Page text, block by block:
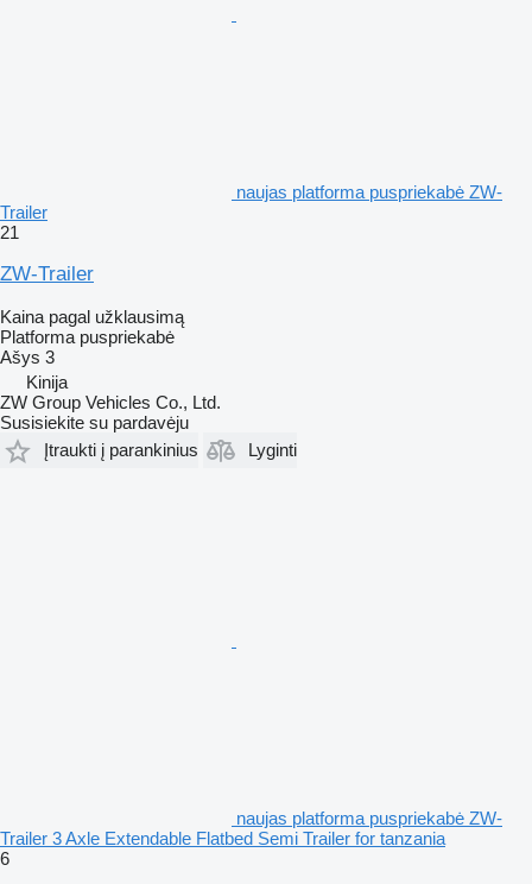
naujas platforma puspriekabė ZW-
Trailer
21
ZW-Trailer
Kaina pagal užklausimą
Platforma puspriekabė
Ašys 3
Kinija
ZW Group Vehicles Co., Ltd.
Susisiekite su pardavėju
Įtraukti į parankinius
Lyginti
naujas platforma puspriekabė ZW-
Trailer 3 Axle Extendable Flatbed Semi Trailer for tanzania
6